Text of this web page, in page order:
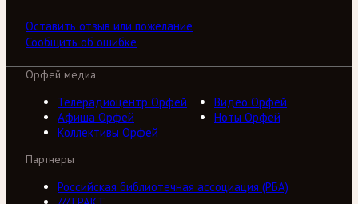
Оставить отзыв или пожелание
Сообщить об ошибке
Орфей медиа
Телерадиоцентр Орфей
Видео Орфей
Афиша Орфей
Ноты Орфей
Коллективы Орфей
Партнеры
Российская библиотечная ассоциация (РБА)